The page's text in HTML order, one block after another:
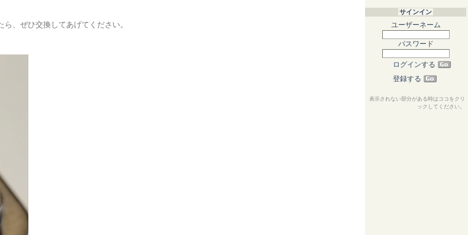
、ぜひ交換してあげてください。
サインイン
ユーザーネーム
パスワード
ログインする
登録する
表示されない部分がある時はココをクリ
ックしてください。